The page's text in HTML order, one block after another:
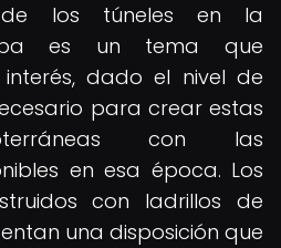
de los túneles en la
es un tema que
dado el nivel de
para crear estas
con las
en esa época. Los
con ladrillos de
una disposición que